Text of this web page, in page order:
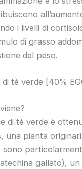
i livelli di
di grasso
del peso.
tè verde [40%
di tè verde è
una pianta
sono
gallato),